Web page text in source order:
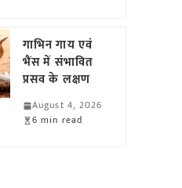
गाभिन गाय एवं
भैंस में संभावित
प्रसव के लक्षण
August 4, 2026
6 min read